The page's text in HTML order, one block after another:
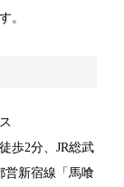
。
歩2分、JR総武
営新宿線「馬喰